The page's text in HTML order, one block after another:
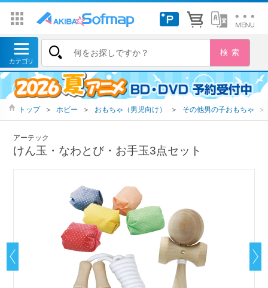
トップ ＞ ホビー ＞ おもちゃ（男児向け） ＞ その他男の子おもちゃ ＞
アーテック
けん玉・なわとび・お手玉3点セット